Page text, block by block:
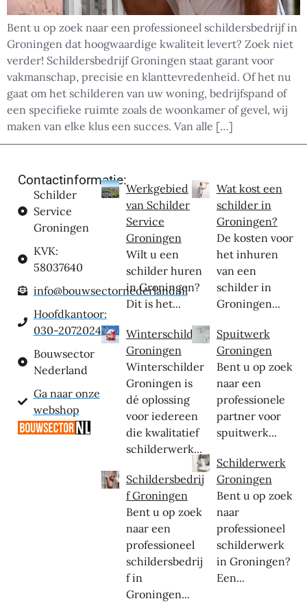
Bent u op zoek naar een professioneel schildersbedrijf in
Groningen dat hoogwaardige kwaliteit levert? Zoek niet
verder! Schildersbedrijf Groningen staat garant voor
vakmanschap, precisie en klanttevredenheid. Of het nu
gaat om het schilderen van uw woning, bedrijfspand of
een specifieke ruimte zoals de woonkamer of gevel, wij
maken van elke klus een succes. Van alle […]
Contactinformatie:
Schilder
Service
Groningen
KVK:
58037640
info@bouwsectornederland.nl
Hoofdkantoor:
030-2072024
Bouwsector
Nederland
Ga naar onze
webshop
Werkgebied
van Schilder
Service
Groningen
Wilt u een
schilder huren
in Groningen?
Dit is het...
Winterschilder
Groningen
Winterschilder
Groningen is
dé oplossing
voor iedereen
die kwalitatief
schilderwerk...
Schildersbedrij
f Groningen
Bent u op zoek
naar een
professioneel
schildersbedrij
f in
Groningen...
Wat kost een
schilder in
Groningen?
De kosten voor
het inhuren
van een
schilder in
Groningen...
Spuitwerk
Groningen
Bent u op zoek
naar een
professionele
partner voor
spuitwerk...
Schilderwerk
Groningen
Bent u op zoek
naar
professioneel
schilderwerk
in Groningen?
Een...